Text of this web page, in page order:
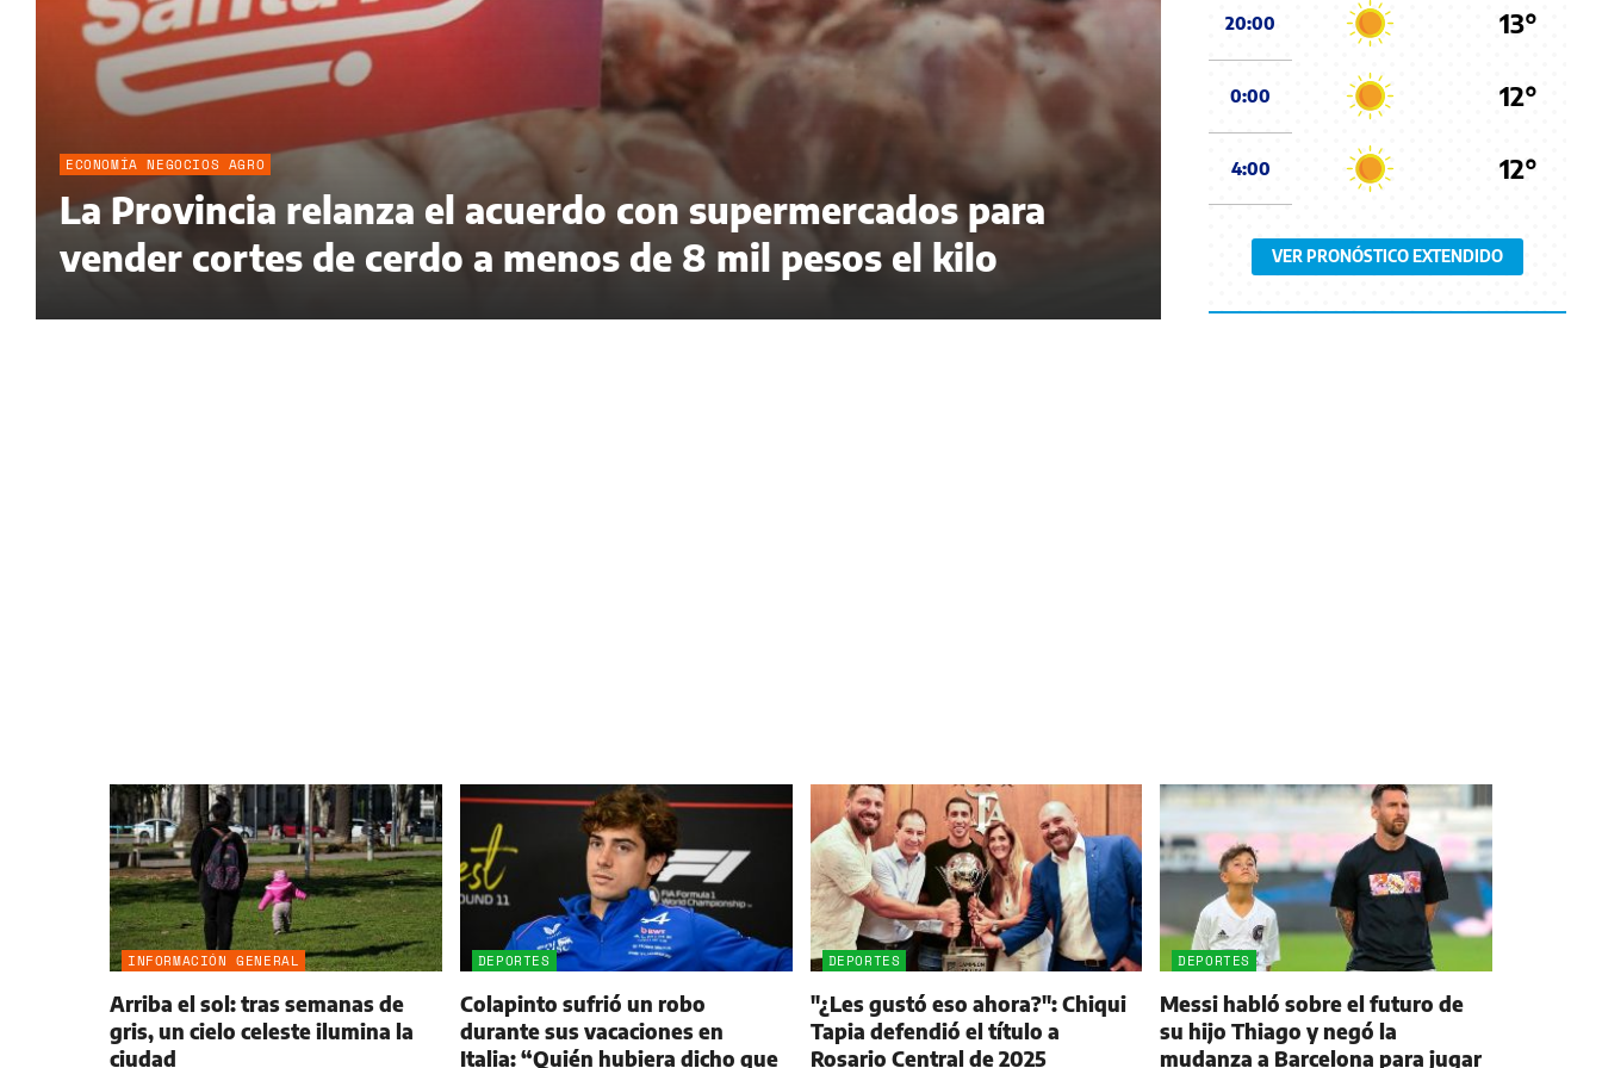
ECONOMÍA NEGOCIOS AGRO
La Provincia relanza el acuerdo con supermercados para
vender cortes de cerdo a menos de 8 mil pesos el kilo
20:00 13°
0:00 12°
4:00 12°
VER PRONÓSTICO EXTENDIDO
INFORMACIÓN GENERAL
Arriba el sol: tras semanas de
gris, un cielo celeste ilumina la
ciudad
DEPORTES
Colapinto sufrió un robo
durante sus vacaciones en
Italia: “Quién hubiera dicho que
DEPORTES
"¿Les gustó eso ahora?": Chiqui
Tapia defendió el título a
Rosario Central de 2025
DEPORTES
Messi habló sobre el futuro de
su hijo Thiago y negó la
mudanza a Barcelona para jugar